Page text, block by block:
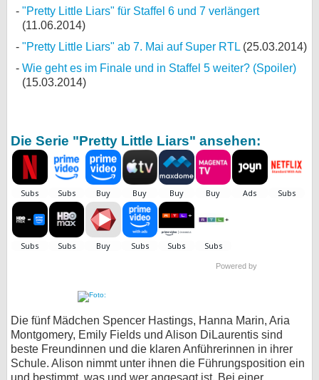
"Pretty Little Liars" für Staffel 6 und 7 verlängert
(11.06.2014)
"Pretty Little Liars" ab 7. Mai auf Super RTL (25.03.2014)
Wie geht es im Finale und in Staffel 5 weiter? (Spoiler)
(15.03.2014)
Die Serie "Pretty Little Liars" ansehen:
Powered by
Die fünf Mädchen Spencer Hastings, Hanna Marin, Aria
Montgomery, Emily Fields und Alison DiLaurentis sind
beste Freundinnen und die klaren Anführerinnen in ihrer
Schule. Alison nimmt unter ihnen die Führungsposition ein
und bestimmt, was und wer angesagt ist. Bei einer